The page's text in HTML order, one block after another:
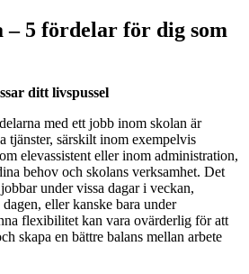
– 5 fördelar för dig som
ditt livspussel
med ett jobb inom skolan är
tjänster, särskilt inom exempelvis
elevassistent eller inom administration,
behov och skolans verksamhet. Det
under vissa dagar i veckan,
eller kanske bara under
flexibilitet kan vara ovärderlig för att
skapa en bättre balans mellan arbete